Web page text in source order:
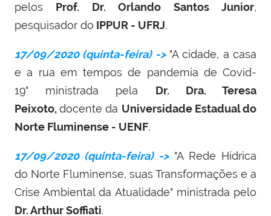
pelos Prof. Dr. Orlando Santos Junior,
pesquisador do IPPUR - UFRJ.
17/09/2020 (quinta-feira) ->"A cidade, a casa
e a rua em tempos de pandemia de Covid-
19" ministrada pela Dr. Dra. Teresa
Peixoto,docente da Universidade Estadual do
Norte Fluminense - UENF.
17/09/2020 (quinta-feira) ->"A Rede Hídrica
do Norte Fluminense, suas Transformações e a
Crise Ambiental da Atualidade" ministrada pelo
Dr. Arthur Soffiati.